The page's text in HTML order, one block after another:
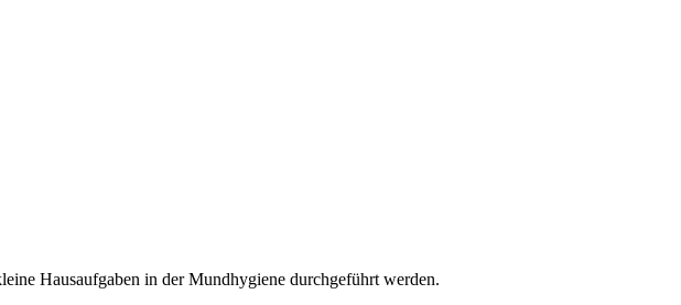
Hausaufgaben in der Mundhygiene durchgeführt werden.